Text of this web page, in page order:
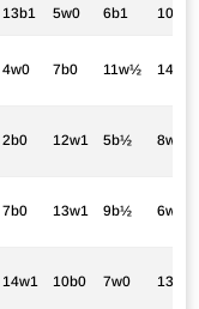
13b1 5w0 6b1 10b1
4w0 7b0 11w½ 14b1
2b0 12w1 5b½ 8w0
7b0 13w1 9b½ 6w½
14w1 10b0 7w0 13b1